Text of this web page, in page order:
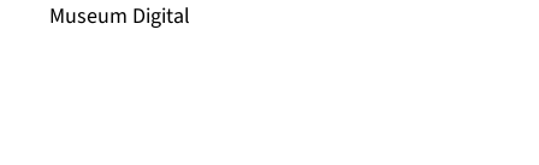
Museum Digital